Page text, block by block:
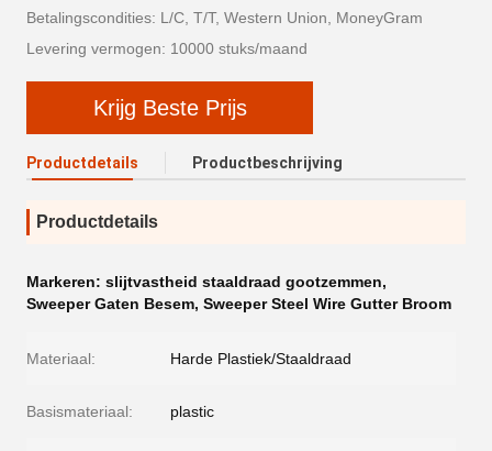
Betalingscondities: L/C, T/T, Western Union, MoneyGram
Levering vermogen: 10000 stuks/maand
Krijg Beste Prijs
Productdetails Productbeschrijving
Productdetails
Markeren: slijtvastheid staaldraad gootzemmen,
Sweeper Gaten Besem, Sweeper Steel Wire Gutter Broom
Materiaal: Harde Plastiek/Staaldraad
Basismateriaal: plastic